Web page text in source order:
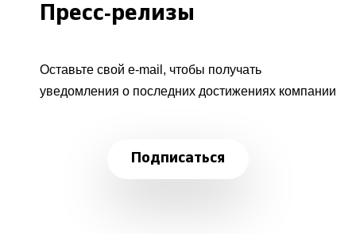
Пресс-релизы
Оставьте свой e-mail, чтобы получать
уведомления о последних достижениях компании
Подписаться